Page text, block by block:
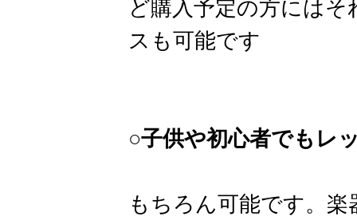
ど購入予定の方には
スも可能です
○子供や初心者でもレ
もちろん可能です。